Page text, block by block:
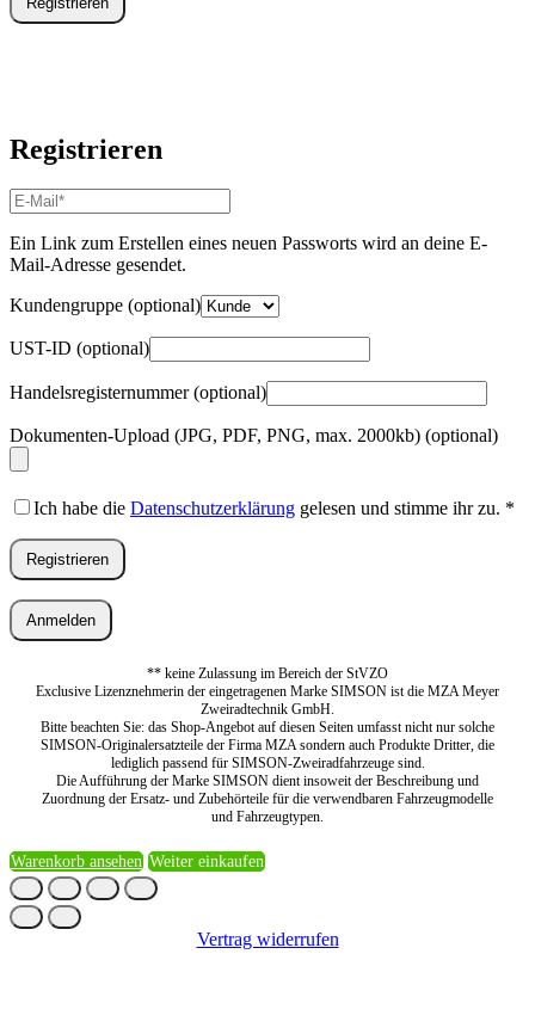
Registrieren
E-
Mail-
Adresse*
Erforderlich
Ein Link zum Erstellen eines neuen Passworts wird an deine E-
Mail-Adresse gesendet.
Kundengruppe (optional)
UST-ID (optional)
Handelsregisternummer(optional)
Dokumenten-Upload (JPG, PDF, PNG, max. 2000kb) (optional)
Ich habe die Datenschutzerklärung gelesen und stimme ihr zu. *
Registrieren
Anmelden
** keine Zulassung im Bereich der StVZO
Exclusive Lizenznehmerin der eingetragenen Marke SIMSON ist die MZA Meyer
Zweiradtechnik GmbH.
Bitte beachten Sie: das Shop-Angebot auf diesen Seiten umfasst nicht nur solche
SIMSON-Originalersatzteile der Firma MZA sondern auch Produkte Dritter, die
lediglich passend für SIMSON-Zweiradfahrzeuge sind.
Die Aufführung der Marke SIMSON dient insoweit der Beschreibung und
Zuordnung der Ersatz- und Zubehörteile für die verwendbaren Fahrzeugmodelle
und Fahrzeugtypen.
Warenkorb ansehen Weiter einkaufen
Vertrag widerrufen